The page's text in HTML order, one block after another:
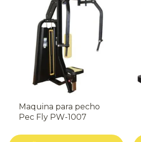
Maquina para pecho
Pec Fly PW-1007